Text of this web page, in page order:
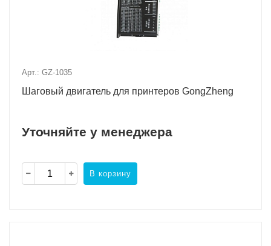
Арт.: GZ-1035
Шаговый двигатель для принтеров GongZheng
Уточняйте у менеджера
В корзину